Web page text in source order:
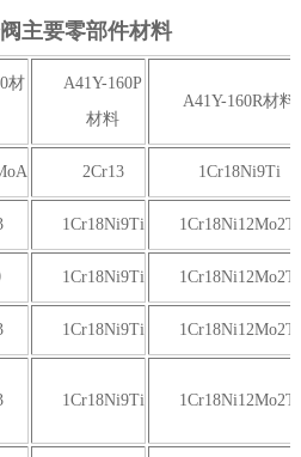
主要零部件材料
材
A41Y-160P
材料
A41Y-160R材料
2Cr13 1Cr18Ni9Ti
1Cr18Ni9Ti 1Cr18Ni12Mo2Ti
1Cr18Ni9Ti 1Cr18Ni12Mo2Ti
1Cr18Ni9Ti 1Cr18Ni12Mo2Ti
1Cr18Ni9Ti 1Cr18Ni12Mo2Ti